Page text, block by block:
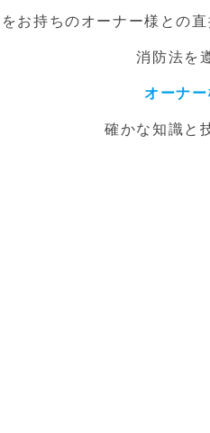
お持ちのオーナー様との
消防法を
オーナ
確かな知識と